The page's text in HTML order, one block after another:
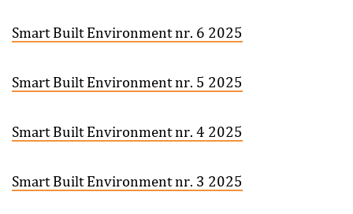
Smart Built Environment nr. 6 2025
Smart Built Environment nr. 5 2025
Smart Built Environment nr. 4 2025
Smart Built Environment nr. 3 2025